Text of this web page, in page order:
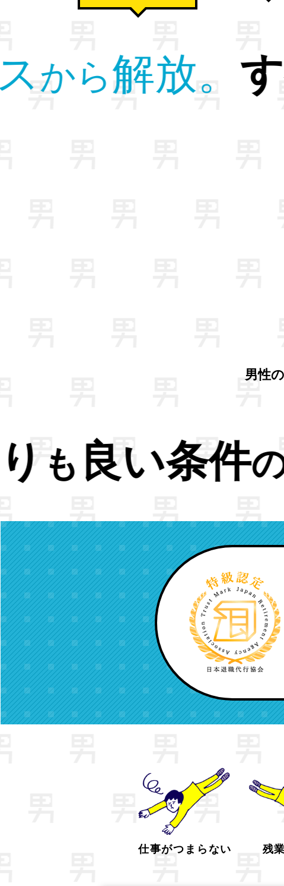
男性を退職
男性
事へ。
仕事がつまらない 残